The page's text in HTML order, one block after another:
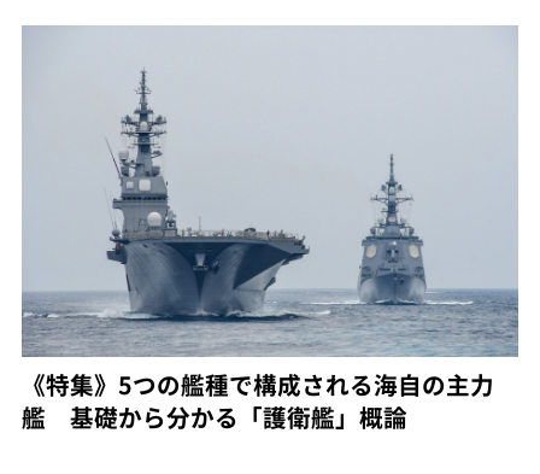
《特集》5つの艦種で構成される海自の主力
艦 基礎から分かる「護衛艦」概論